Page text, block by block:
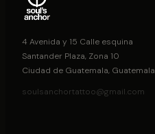
4 Avenida y 15 Calle esquina
Santander Plaza, Zona 10
Ciudad de Guatemala, Guatemala
soulsanchortattoo@gmail.com